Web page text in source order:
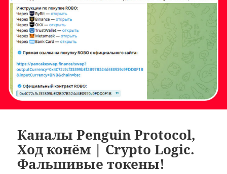
Каналы Penguin Protocol,
Ход конём | Crypto Logic.
Фальшивые токены!